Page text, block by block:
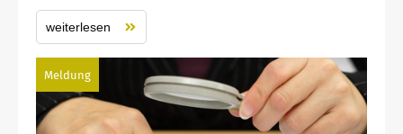
weiterlesen
Meldung